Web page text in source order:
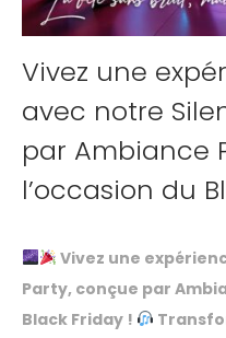
Vivez une
avec notre
par Ambiance
l’occasion du
Vivez une
Party, conçue par
Black Friday !